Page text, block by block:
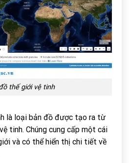
thế giới vệ tinh
là loại bản đồ được tạo ra từ
tinh. Chúng cung cấp một cái
và có thể hiển thị chi tiết về